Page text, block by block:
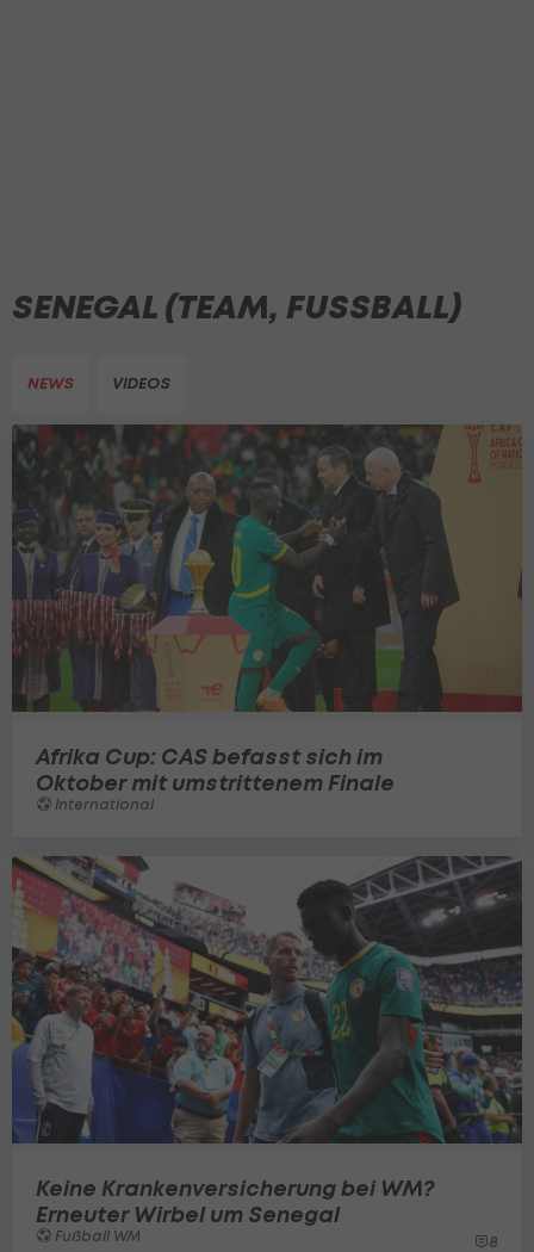
SENEGAL (TEAM, FUSSBALL)
NEWS VIDEOS
Afrika Cup: CAS befasst sich im
Oktober mit umstrittenem Finale
International
Keine Krankenversicherung bei WM?
Erneuter Wirbel um Senegal
Fußball WM 8